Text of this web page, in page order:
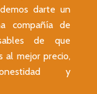
darte un
compañía de
de que
al mejor precio,
y